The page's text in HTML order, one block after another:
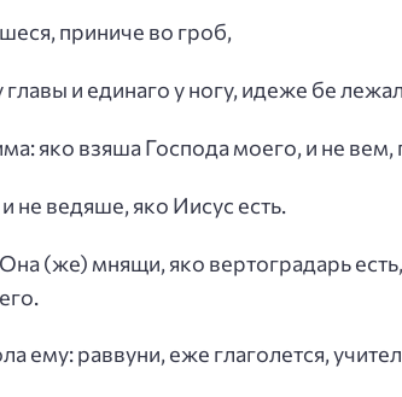
приниче во гроб,
и единаго у ногу, идеже бе
яко взяша Господа моего, и не
не ведяше, яко Иисус есть.
(же) мнящи, яко вертоградарь
ему: раввуни, еже глаголется,